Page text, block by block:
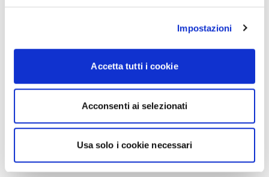
Impostazioni
Accetta tutti i cookie
Acconsenti ai selezionati
Usa solo i cookie necessari